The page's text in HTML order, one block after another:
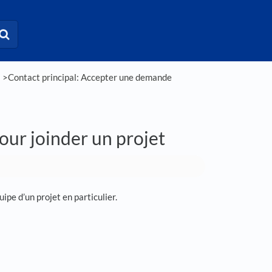
​>​ Contact principal: Accepter une demande
joinder un projet
d’un projet en particulier.